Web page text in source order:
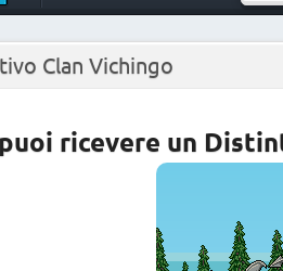
Clan Vichingo
puoi ricevere un